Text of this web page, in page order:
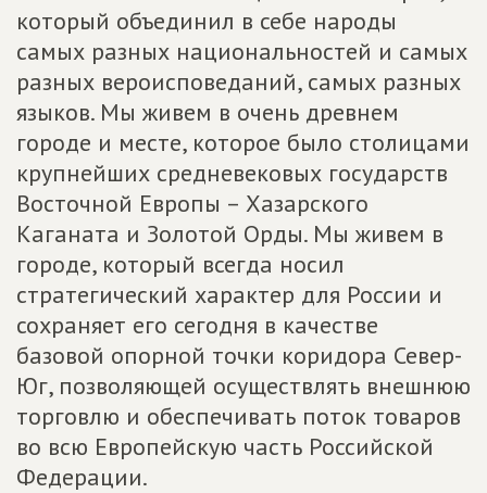
который объединил в себе народы
самых разных национальностей и самых
разных вероисповеданий, самых разных
языков. Мы живем в очень древнем
городе и месте, которое было столицами
крупнейших средневековых государств
Восточной Европы – Хазарского
Каганата и Золотой Орды. Мы живем в
городе, который всегда носил
стратегический характер для России и
сохраняет его сегодня в качестве
базовой опорной точки коридора Север-
Юг, позволяющей осуществлять внешнюю
торговлю и обеспечивать поток товаров
во всю Европейскую часть Российской
Федерации.